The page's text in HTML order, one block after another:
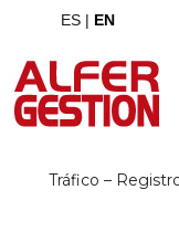
ES | EN
Tráfico –